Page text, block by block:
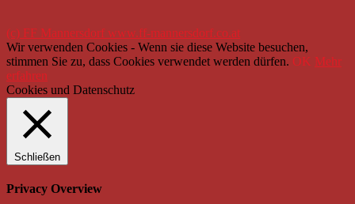
(c) FF Mannersdorf www.ff-mannersdorf.co.at
Wir verwenden Cookies - Wenn sie diese Website besuchen,
stimmen Sie zu, dass Cookies verwendet werden dürfen. OK Mehr
erfahren
Cookies und Datenschutz
Schließen
Privacy Overview